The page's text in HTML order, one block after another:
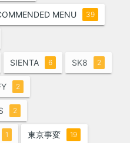
MENU 39
SIENTA 6 SK8 2
2
2
1 東京事変 19